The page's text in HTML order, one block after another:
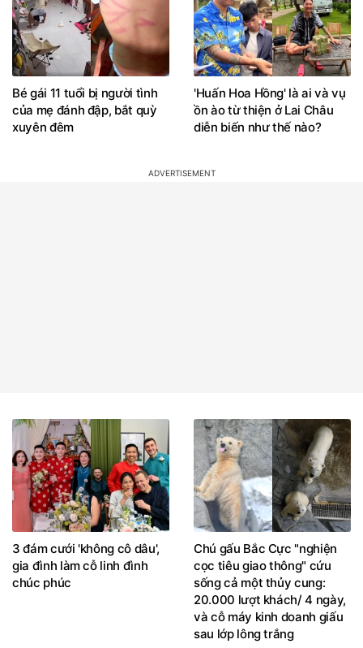
Bé gái 11 tuổi bị người tình
của mẹ đánh đập, bắt quỳ
xuyên đêm
'Huấn Hoa Hồng' là ai và vụ
ồn ào từ thiện ở Lai Châu
diễn biến như thế nào?
3 đám cưới 'không cô dâu',
gia đình làm cỗ linh đình
chúc phúc
Chú gấu Bắc Cực "nghiện
cọc tiêu giao thông" cứu
sống cả một thủy cung:
20.000 lượt khách/ 4 ngày,
và cỗ máy kinh doanh giấu
sau lớp lông trắng